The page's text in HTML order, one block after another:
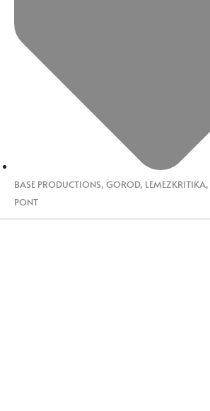
BASE PRODUCTIONS, GOROD, LEMEZKRITIKA,
PONT